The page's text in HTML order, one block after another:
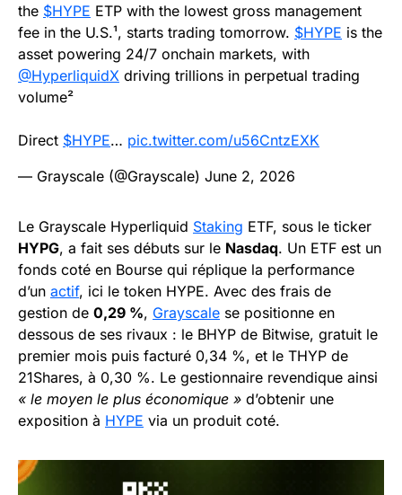
the $HYPE ETP with the lowest gross management
fee in the U.S.¹, starts trading tomorrow. $HYPE is the
asset powering 24/7 onchain markets, with
@HyperliquidX driving trillions in perpetual trading
volume²
Direct $HYPE… pic.twitter.com/u56CntzEXK
— Grayscale (@Grayscale) June 2, 2026
Le Grayscale Hyperliquid Staking ETF, sous le ticker
HYPG, a fait ses débuts sur le Nasdaq. Un ETF est un
fonds coté en Bourse qui réplique la performance
d’un actif, ici le token HYPE. Avec des frais de
gestion de 0,29 %, Grayscale se positionne en
dessous de ses rivaux : le BHYP de Bitwise, gratuit le
premier mois puis facturé 0,34 %, et le THYP de
21Shares, à 0,30 %. Le gestionnaire revendique ainsi
« le moyen le plus économique » d’obtenir une
exposition à HYPE via un produit coté.